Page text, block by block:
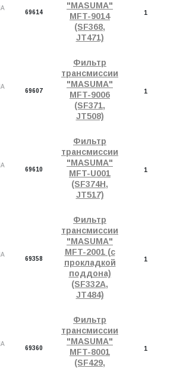
69614
"MASUMA"
MFT-9014
(SF368,
JT471)
1
69607
Фильтр
трансмиссии
"MASUMA"
MFT-9006
(SF371,
JT508)
1
69610
Фильтр
трансмиссии
"MASUMA"
MFT-U001
(SF374H,
JT517)
1
69358
Фильтр
трансмиссии
"MASUMA"
MFT-2001 (с
прокладкой
поддона)
(SF332A,
JT484)
1
69360
Фильтр
трансмиссии
"MASUMA"
MFT-8001
(SF429,
1